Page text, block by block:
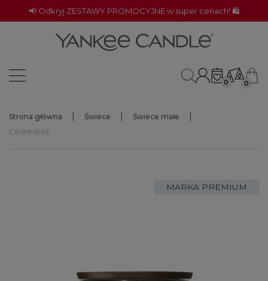
📢 Odkryj ZESTAWY PROMOCYJNE w super cenach! 🛍️
0 0
Strona główna Świece
Świece małe
CASHMERE
MARKA PREMIUM